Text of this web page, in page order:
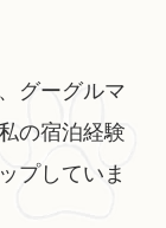
グーグルマ
の宿泊経験
プしていま